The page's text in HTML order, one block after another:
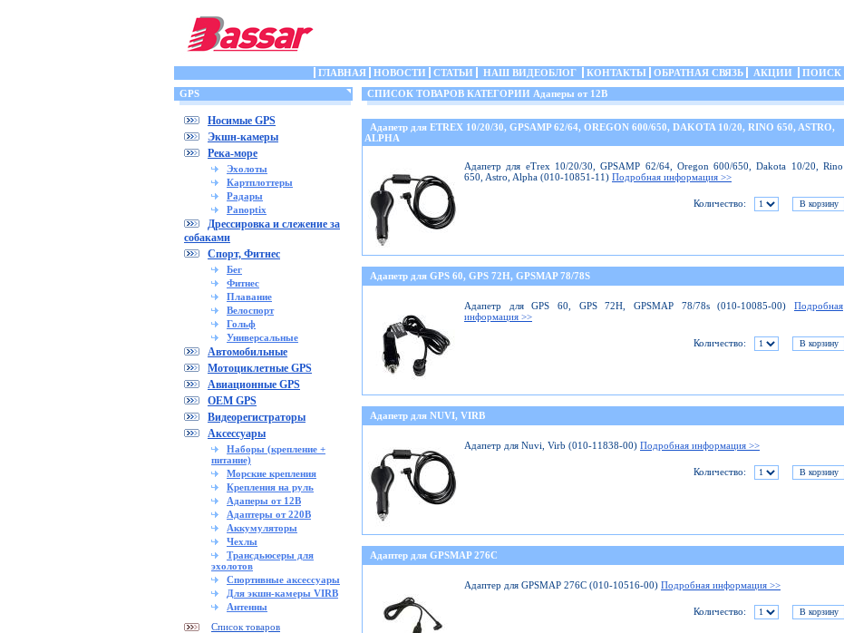
ГЛАВНАЯ НОВОСТИ СТАТЬИ НАШ ВИДЕОБЛОГ КОНТАКТЫ ОБРАТНАЯ СВЯЗЬ АКЦИИ ПОИСК
GPS
Носимые GPS
Экшн-камеры
Река-море
Эхолоты
Картплоттеры
Радары
Panoptix
Дрессировка и слежение за
собаками
Спорт, Фитнес
Бег
Фитнес
Плавание
Велоспорт
Гольф
Универсальные
Автомобильные
Мотоциклетные GPS
Авиационные GPS
OEM GPS
Видеорегистраторы
Аксессуары
Наборы (крепление +
питание)
Морские крепления
Крепления на руль
Адаперы от 12В
Адаптеры от 220В
Аккумуляторы
Чехлы
Трансдьюсеры для
эхолотов
Спортивные аксессуары
Для экшн-камеры VIRB
Антенны
Список товаров
СПИСОК ТОВАРОВ КАТЕГОРИИ Адаперы от 12В
Адапетр для ETREX 10/20/30, GPSAMP 62/64, OREGON 600/650, DAKOTA 10/20, RINO 650, ASTRO,
ALPHA
Адапетр для eTrex 10/20/30, GPSAMP 62/64, Oregon 600/650, Dakota 10/20, Rino
650, Astro, Alpha (010-10851-11) Подробная информация >>
Количество:
Адапетр для GPS 60, GPS 72H, GPSMAP 78/78S
Адапетр для GPS 60, GPS 72H, GPSMAP 78/78s (010-10085-00) Подробная
информация >>
Количество:
Адапетр для NUVI, VIRB
Адапетр для Nuvi, Virb (010-11838-00) Подробная информация >>
Количество:
Адаптер для GPSMAP 276C
Адаптер для GPSMAP 276C (010-10516-00) Подробная информация >>
Количество: